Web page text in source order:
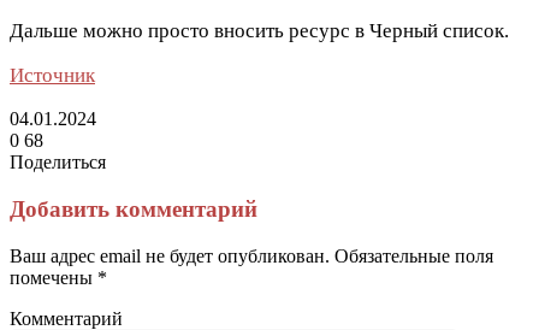
Дальше можно просто вносить ресурс в Черный список.
Источник
04.01.2024
0 68
Поделиться
через
электронную
почту
Добавить комментарий
Ваш адрес email не будет опубликован. Обязательные поля
помечены *
Комментарий